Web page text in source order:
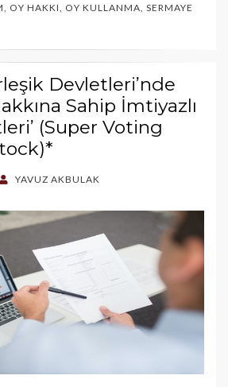
OY HAKKI OY KULLANMA SERMAYE
Devletleri’nde
Sahip İmtiyazlı
(Super Voting
YAVUZ AKBULAK